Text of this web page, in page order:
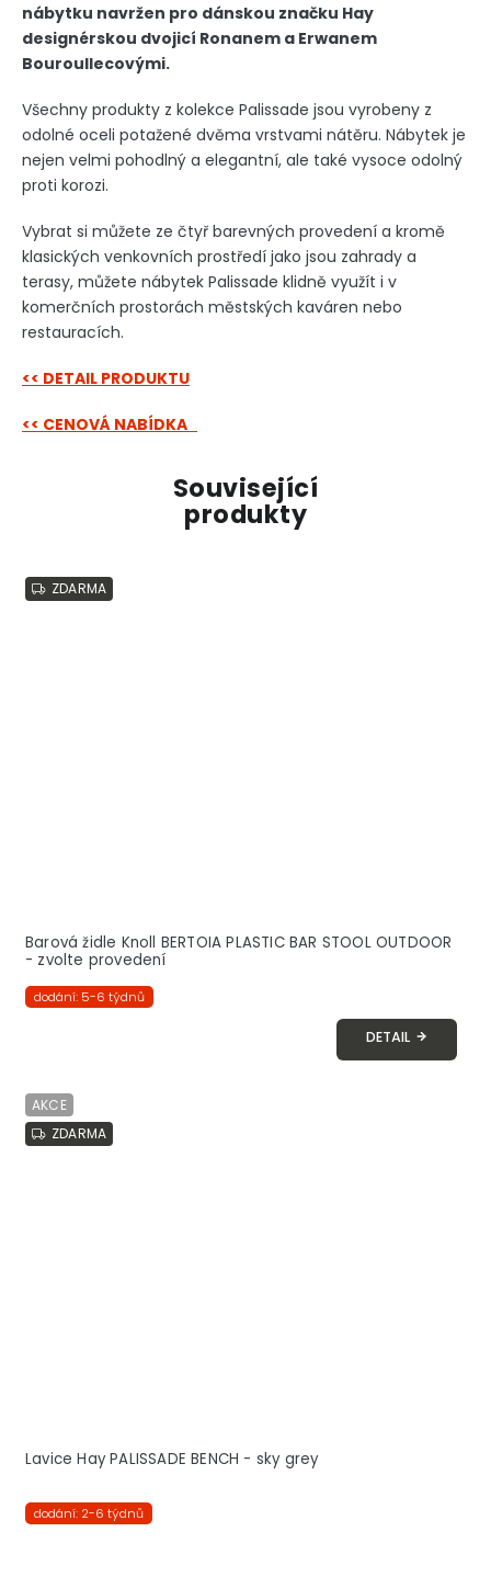
nábytku navržen pro dánskou značku Hay
designérskou dvojicí Ronanem a Erwanem
Bouroullecovými.
Všechny produkty z kolekce Palissade jsou vyrobeny z
odolné oceli potažené dvěma vrstvami nátěru. Nábytek je
nejen velmi pohodlný a elegantní, ale také vysoce odolný
proti korozi.
Vybrat si můžete ze čtyř barevných provedení a kromě
klasických venkovních prostředí jako jsou zahrady a
terasy, můžete nábytek Palissade klidně využít i v
komerčních prostorách městských kaváren nebo
restauracích.
<< DETAIL PRODUKTU
<< CENOVÁ NABÍDKA
Související
produkty
ZDARMA
Barová židle Knoll BERTOIA PLASTIC BAR STOOL OUTDOOR
- zvolte provedení
dodání: 5-6 týdnů
DETAIL
AKCE
ZDARMA
Lavice Hay PALISSADE BENCH - sky grey
dodání: 2-6 týdnů